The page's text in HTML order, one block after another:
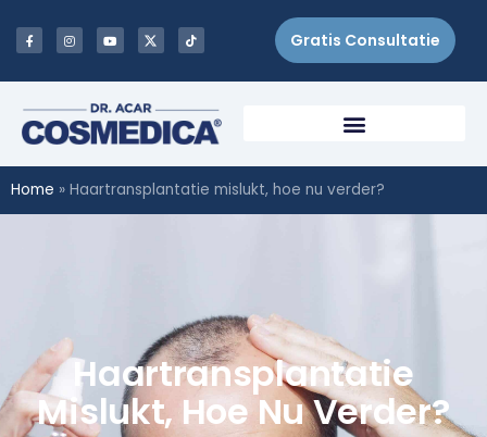
Gratis Consultatie
Home » Haartransplantatie mislukt, hoe nu verder?
Haartransplantatie
Mislukt, Hoe Nu Verder?